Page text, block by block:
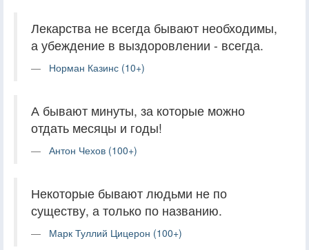
Лекарства не всегда бывают необходимы,
а убеждение в выздоровлении - всегда.
Норман Казинс (10+)
А бывают минуты, за которые можно
отдать месяцы и годы!
Антон Чехов (100+)
Некоторые бывают людьми не по
существу, а только по названию.
Марк Туллий Цицерон (100+)